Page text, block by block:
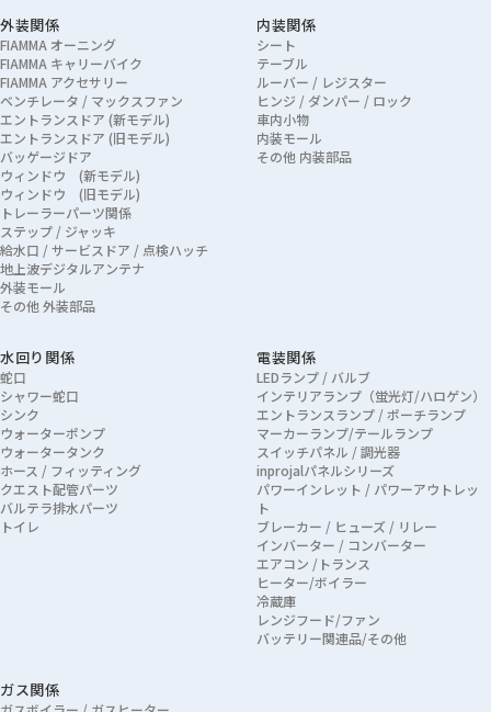
外装関係
FIAMMA オーニング
FIAMMA キャリーバイク
FIAMMA アクセサリー
ベンチレータ / マックスファン
エントランスドア (新モデル)
エントランスドア (旧モデル)
バッゲージドア
ウィンドウ (新モデル)
ウィンドウ (旧モデル)
トレーラーパーツ関係
ステップ / ジャッキ
給水口 / サービスドア / 点検ハッチ
地上波デジタルアンテナ
外装モール
その他 外装部品
内装関係
シート
テーブル
ルーバー / レジスター
ヒンジ / ダンパー / ロック
車内小物
内装モール
その他 内装部品
水回り関係
蛇口
シャワー蛇口
シンク
ウォーターポンプ
ウォータータンク
ホース / フィッティング
クエスト配管パーツ
バルテラ排水パーツ
トイレ
電装関係
LEDランプ / バルブ
インテリアランプ（蛍光灯/ハロゲン）
エントランスランプ / ポーチランプ
マーカーランプ/テールランプ
スイッチパネル / 調光器
inprojalパネルシリーズ
パワーインレット / パワーアウトレッ
ト
ブレーカー / ヒューズ / リレー
インバーター / コンバーター
エアコン /トランス
ヒーター/ボイラー
冷蔵庫
レンジフード/ファン
バッテリー関連品/その他
ガス関係